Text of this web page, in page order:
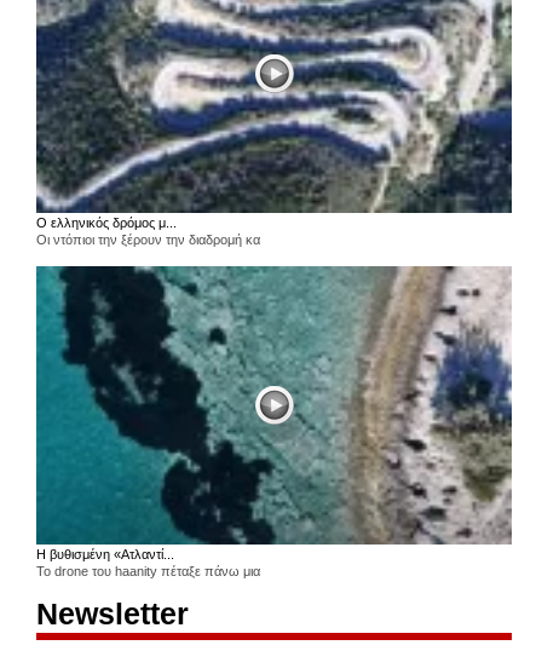
Ο ελληνικός δρόμος μ...
Οι ντόπιοι την ξέρουν την διαδρομή κα
Η βυθισμένη «Ατλαντί...
Το drone του haanity πέταξε πάνω μια
Newsletter